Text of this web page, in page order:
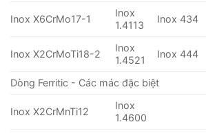
Inox X6CrMo17-1
Inox
1.4113
Inox 434
Inox X2CrMoTi18-2
Inox
1.4521
Inox 444
Dòng Ferritic - Các mác đặc biệt
Inox X2CrMnTi12
Inox
1.4600